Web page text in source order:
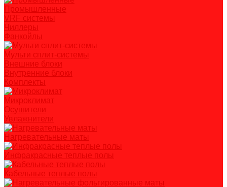
Промышленные
VRF системы
Чиллеры
Фанкойлы
Мульти сплит-системы
Внешние блоки
Внутренние блоки
Комплекты
Микроклимат
Осушители
Увлажнители
Нагревательные маты
Инфракрасные теплые полы
Кабельные теплые полы